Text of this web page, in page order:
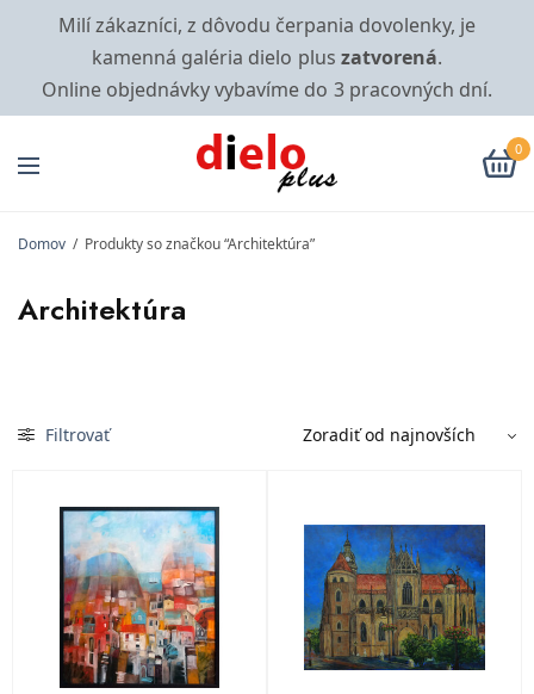
Milí zákazníci, z dôvodu čerpania dovolenky, je
kamenná galéria dielo plus zatvorená.
Online objednávky vybavíme do 3 pracovných dní.
0
Domov / Produkty so značkou “Architektúra”
Architektúra
Filtrovať